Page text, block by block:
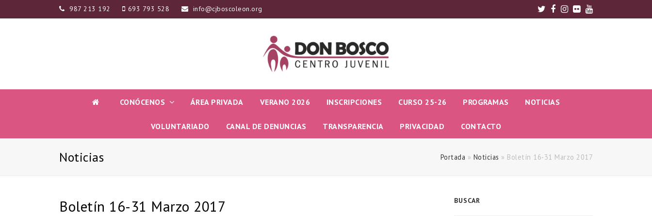
987 213 192 693 793 528 info@cjboscoleon.org Twitter
Facebook
Instagram
FlickrYoutube
CONÓCENOS ÁREA PRIVADA VERANO 2026 INSCRIPCIONES CURSO 25-26 PROGRAMAS NOTICIAS
VOLUNTARIADO CANAL DE DENUNCIAS TRANSPARENCIA PRIVACIDAD CONTACTO
Noticias Portada » Noticias » Boletín 16-31 Marzo 2017
Boletín 16-31 Marzo 2017 BUSCAR